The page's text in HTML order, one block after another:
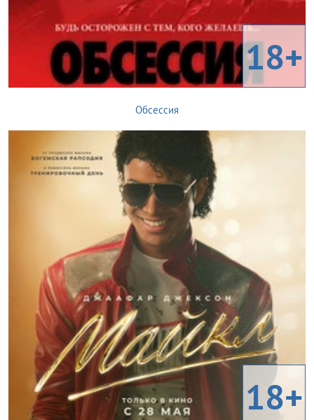
18+
Обсессия
18+